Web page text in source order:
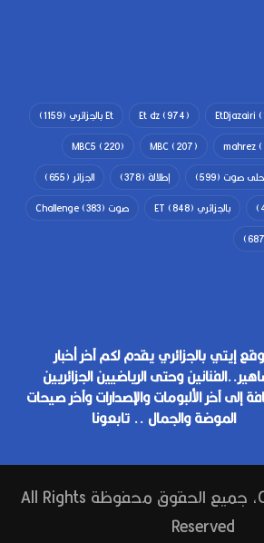
EtDjazairi
Et dz(974) Et بالجزائري
(1159)
mahrez
MBC(207)
MBC5 (220)
صوت (599) إطلالة (378) الجزائر (655)
بالجزائري ET (848) صوت Challenge (383)
إيتي بالجزائري يقدم لكم آخر أخبار
وحتى الرياضيين الجزائريين
إلى آخر الألبومات والإصدارات وآخر صيحات
الموضة والجمال .. تابعونا
© Copyright 2026, جميع الحقوق محفوظة All Rights
Reserved